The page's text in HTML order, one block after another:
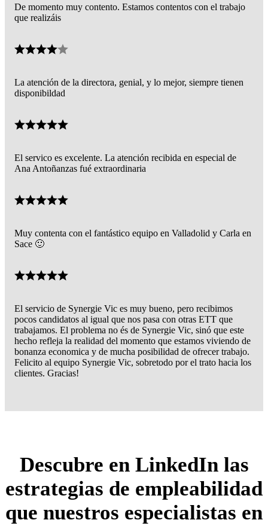
De momento muy contento. Estamos contentos con el trabajo
que realizáis
La atención de la directora, genial, y lo mejor, siempre tienen
disponibildad
El servico es excelente. La atención recibida en especial de
Ana Antoñanzas fué extraordinaria
Muy contenta con el fantástico equipo en Valladolid y Carla en
Sace 🙂
El servicio de Synergie Vic es muy bueno, pero recibimos
pocos candidatos al igual que nos pasa con otras ETT que
trabajamos. El problema no és de Synergie Vic, sinó que este
hecho refleja la realidad del momento que estamos viviendo de
bonanza economica y de mucha posibilidad de ofrecer trabajo.
Felicito al equipo Synergie Vic, sobretodo por el trato hacia los
clientes. Gracias!
Descubre en LinkedIn las
estrategias de empleabilidad
que nuestros especialistas en